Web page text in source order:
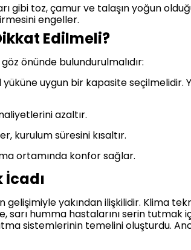
gibi toz, çamur ve talaşın yoğun
engeller.
Edilmeli?
önünde bulundurulmalıdır:
yüküne uygun bir kapasite
azaltır.
kurulum süresini kısaltır.
ortamında konfor sağlar.
İcadı
yakından ilişkilidir. Klima
sarı humma hastalarını serin
sistemlerinin temelini oluşturdu.